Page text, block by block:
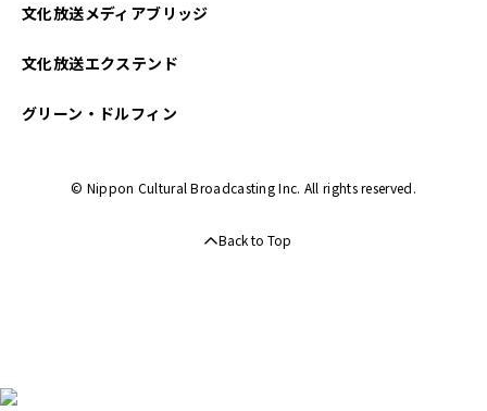
文化放送メディアブリッジ
文化放送エクステンド
グリーン・ドルフィン
© Nippon Cultural Broadcasting Inc. All rights reserved.
Back to Top